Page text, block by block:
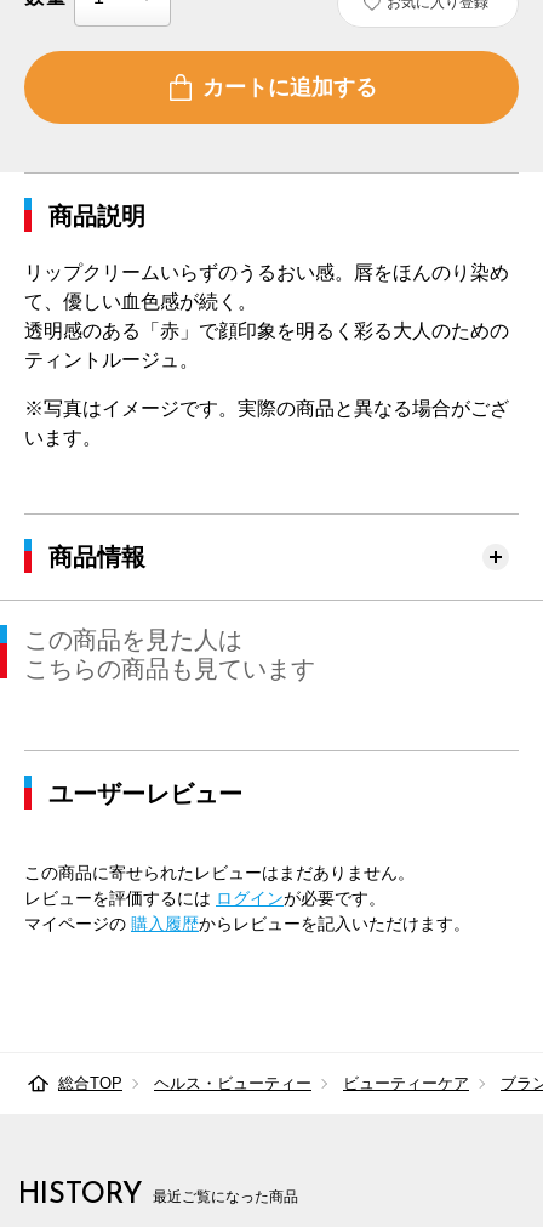
商品説明
リップクリームいらずのうるおい感。唇をほんのり染め
て、優しい血色感が続く。
透明感のある「赤」で顔印象を明るく彩る大人のための
ティントルージュ。
※写真はイメージです。実際の商品と異なる場合がござ
います。
商品情報
この商品を見た人は
こちらの商品も見ています
ユーザーレビュー
この商品に寄せられたレビューはまだありません。
レビューを評価するには ログインが必要です。
マイページの 購入履歴からレビューを記入いただけます。
総合TOP ヘルス・ビューティー ビューティーケア ブラ
HISTORY 最近ご覧になった商品